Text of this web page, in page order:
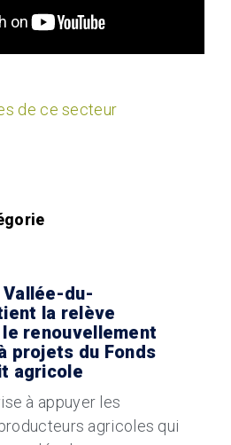
de ce secteur
Vallée-du-
la relève
renouvellement
projets du Fonds
agricole
à appuyer les
agricoles qui